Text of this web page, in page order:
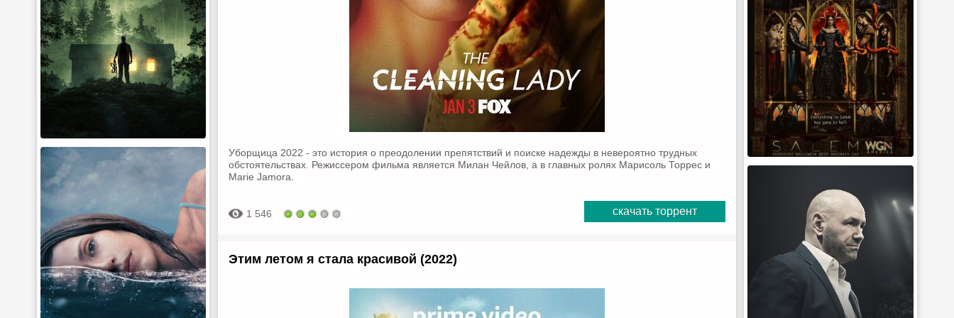
Уборщица 2022 - это история о преодолении препятствий и поиске надежды в невероятно трудных
обстоятельствах. Режиссером фильма является Милан Чейлов, а в главных ролях Марисоль Торрес и
Marie Jamora.
1 546 скачать торрент
Этим летом я стала красивой (2022)